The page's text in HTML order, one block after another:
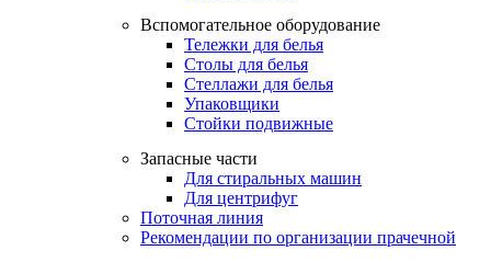
Вспомогательное оборудование
Тележки для белья
Столы для белья
Стеллажи для белья
Упаковщики
Стойки подвижные
Запасные части
Для стиральных машин
Для центрифуг
Поточная линия
Рекомендации по организации прачечной